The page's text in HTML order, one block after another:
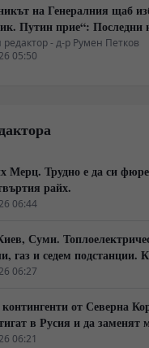
на Генералния щаб
Путин прие“: Последни
информация – Суровикин,
на ДНР, „Кой стои зад
- д-р Румен Петков
05:50
Мерц. Трудно е да си
райх.
06:44
Суми.
газ и седем подстанции.
вечер?
06:27
от Северна
в Русия и да заменят
Азия в руската
06:21